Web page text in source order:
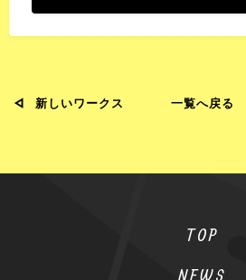
新しいワークス 一覧へ戻る
TOP
NEWS